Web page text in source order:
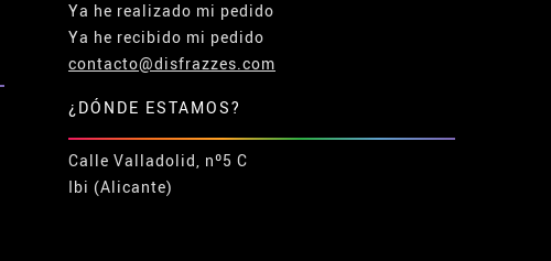
Ya he realizado mi pedido
Ya he recibido mi pedido
contacto@disfrazzes.com
¿DÓNDE ESTAMOS?
Calle Valladolid, nº5 C
Ibi (Alicante)